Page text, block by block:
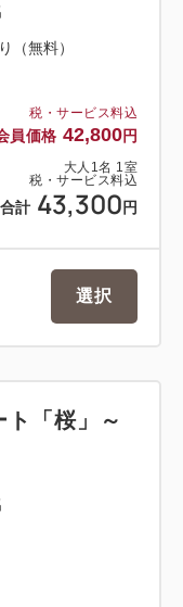
税・サービス料込
員価格 42,800円
大人 1 名 1 室
税・サービス料込
合計 43,300 円
（無料）
選択
ト「桜」～